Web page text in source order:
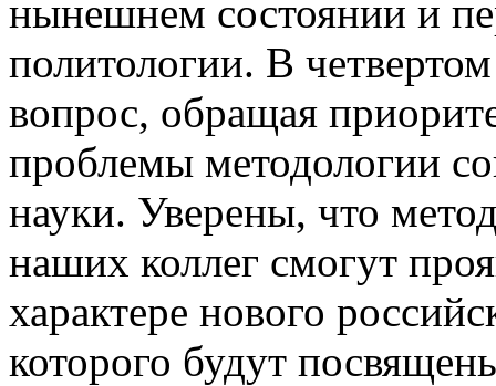
нынешнем состоянии и
политологии. В
вопрос, обращая
проблемы методологии
науки. Уверены, что
наших коллег смогут
характере нового
которого будут